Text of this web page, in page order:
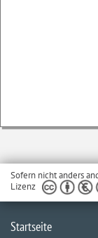
Sofern nicht anders
Lizenz
Startseite